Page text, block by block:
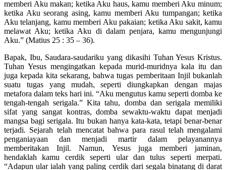
memberi Aku makan; ketika Aku haus, kamu memberi Aku minum;
ketika Aku seorang asing, kamu memberi Aku tumpangan; ketika
Aku telanjang, kamu memberi Aku pakaian; ketika Aku sakit, kamu
melawat Aku; ketika Aku di dalam penjara, kamu mengunjungi
Aku.” (Matius 25 : 35 – 36).
Bapak, Ibu, Saudara-saudariku yang dikasihi Tuhan Yesus Kristus.
Tuhan Yesus mengingatkan kepada murid-muridnya kala itu dan
juga kepada kita sekarang, bahwa tugas pemberitaan Injil bukanlah
suatu tugas yang mudah, seperti diungkapkan dengan majas
metafora dalam teks hari ini. “Aku mengutus kamu seperti domba ke
tengah-tengah serigala.” Kita tahu, domba dan serigala memiliki
sifat yang sangat kontras, domba sewaktu-waktu dapat menjadi
mangsa bagi serigala. Itu bukan hanya kata-kata, tetapi benar-benar
terjadi. Sejarah telah mencatat bahwa para rasul telah mengalami
penganiayaan dan menjadi martir dalam pelayanannya
memberitakan Injil. Namun, Yesus juga memberi jaminan,
hendaklah kamu cerdik seperti ular dan tulus seperti merpati.
“Adapun ular ialah yang paling cerdik dari segala binatang di darat